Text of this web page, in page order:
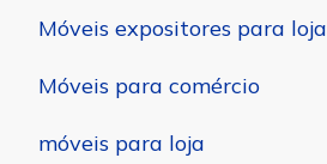
Móveis expositores para loja
Móveis para comércio
móveis para loja